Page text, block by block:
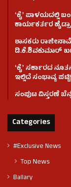
ʻಕೈʼ​ ಪಾಳಯದಲ್ಲಿ
ಕಾರ್ಯಕರ್ತರ
ಶಾಸಕರು
ಡಿ.ಕೆ.ಶಿವಕುಮಾರ್
ʻಕೈʼ ಸರ್ಕಾರದ
ಇಲ್ಲಿದೆ ಸಂಭಾವ್ಯ ಪಟ್ಟಿ!
ಸಂಪುಟ ವಿಸ್ತರಣೆ
Categories
#Exclusive News
Top News
Ballary